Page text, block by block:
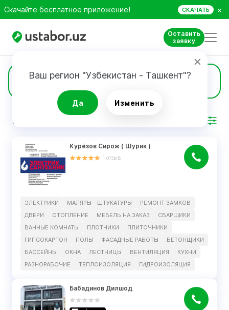
Скачайте бесплатное приложение! СКАЧАТЬ ×
Оставить
заявку
Ваш регион "Узбекистан - Ташкент"?
Да Изменить
Двери 14
РЕЗУЛЬТАТ
Курëзов Сирож ( Шурик )
1 отзыв
ЭЛЕКТРИКИ МАЛЯРЫ - ШТУКАТУРЫ
РЕМОНТ ЗАМКОВ
ДВЕРИ
ОТОПЛЕНИЕ МЕБЕЛЬ НА ЗАКАЗ
СВАРЩИКИ
ВАННЫЕ КОМНАТЫ
ПЛОТНИКИ
ПЛИТОЧНИКИ
ГИПСОКАРТОН
ПОЛЫ ФАСАДНЫЕ РАБОТЫ
БЕТОНЩИКИ
БАССЕЙНЫ
ОКНА ЛЕСТНИЦЫ ВЕНТИЛЯЦИЯ
КУХНИ
РАЗНОРАБОЧИЕ
ТЕПЛОИЗОЛЯЦИЯ ГИДРОИЗОЛЯЦИЯ
Бабадинов Дилшод